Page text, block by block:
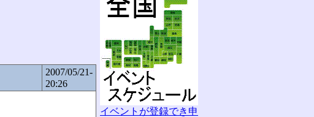
2007/05/21-
20:26
イベントが登録でき申